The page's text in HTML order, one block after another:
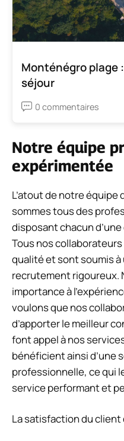
Monténégro plage
séjour
0 commentaires
Notre équipe
expérimentée
L’atout de notre équipe
sommes tous des
disposant chacun
Tous nos
qualité et sont soumis
recrutement rigoureux.
importance à
voulons que nos
d’apporter le meilleur
font appel à nos
bénéficient ainsi d’une
professionnelle, ce qui
service performant et
La satisfaction du